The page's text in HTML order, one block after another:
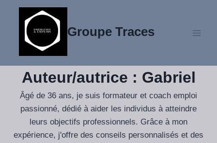
contenu
Groupe Traces
Auteur/autrice : Gabriel
Âgé de 36 ans, je suis formateur et coach emploi
passionné, dédié à aider les individus à atteindre
leurs objectifs professionnels. Grâce à mon
expérience, j'offre des conseils personnalisés et des